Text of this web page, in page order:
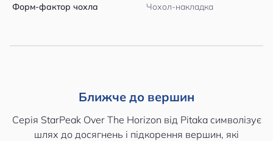
Форм-фактор чохла Чохол-накладка
Ближче до вершин
Серія StarPeak Over The Horizon від Pitaka символізує
шлях до досягнень і підкорення вершин, які